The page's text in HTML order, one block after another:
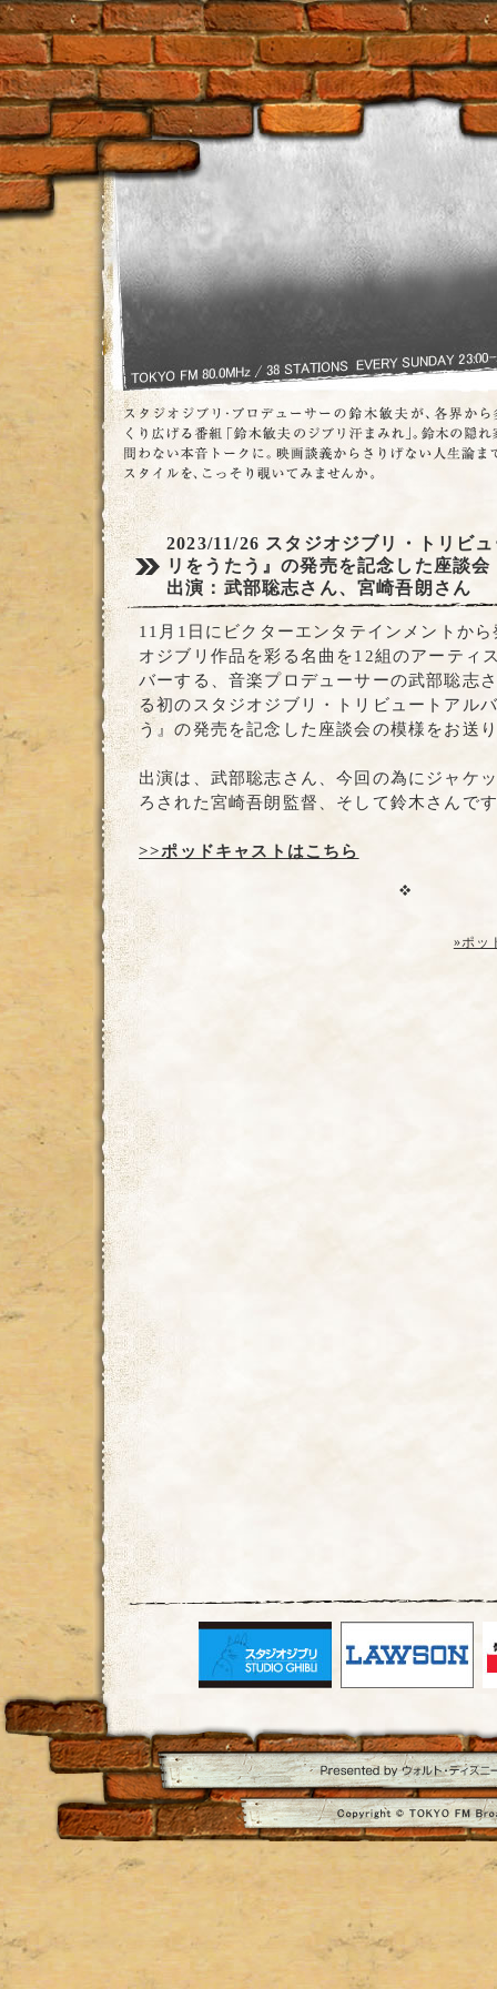
2023/11/26 スタジオジブリ・トリビ
リをうたう』の発売を記念した座談会
出演：武部聡志さん、宮崎吾朗さん
11月1日にビクターエンタテインメントか
オジブリ作品を彩る名曲を12組のアーティ
バーする、音楽プロデューサーの武部聡志
る初のスタジオジブリ・トリビュートアル
う』の発売を記念した座談会の模様をお送
出演は、武部聡志さん、今回の為にジャケ
ろされた宮崎吾朗監督、そして鈴木さんで
>>ポッドキャストはこちら
»ポッ